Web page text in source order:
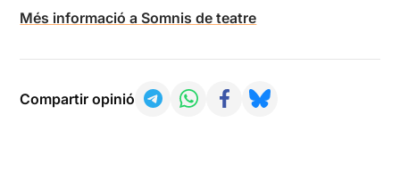
Més informació a Somnis de teatre
Compartir opinió